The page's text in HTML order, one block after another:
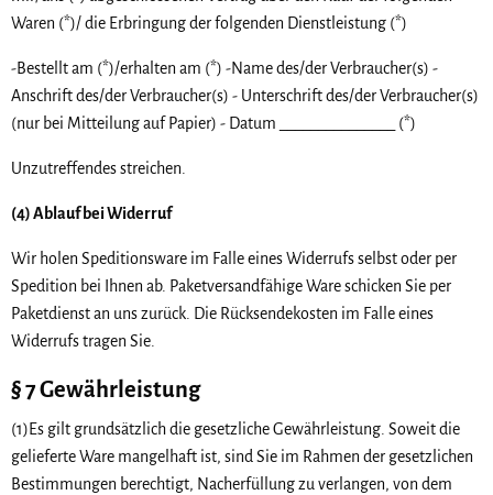
Waren (*)/ die Erbringung der folgenden Dienstleistung (*)
-Bestellt am (*)/erhalten am (*) -Name des/der Verbraucher(s) -
Anschrift des/der Verbraucher(s) - Unterschrift des/der Verbraucher(s)
(nur bei Mitteilung auf Papier) - Datum _______________ (*)
Unzutreffendes streichen.
(4) Ablauf bei Widerruf
Wir holen Speditionsware im Falle eines Widerrufs selbst oder per
Spedition bei Ihnen ab. Paketversandfähige Ware schicken Sie per
Paketdienst an uns zurück. Die Rücksendekosten im Falle eines
Widerrufs tragen Sie.
§ 7 Gewährleistung
(1)Es gilt grundsätzlich die gesetzliche Gewährleistung. Soweit die
gelieferte Ware mangelhaft ist, sind Sie im Rahmen der gesetzlichen
Bestimmungen berechtigt, Nacherfüllung zu verlangen, von dem